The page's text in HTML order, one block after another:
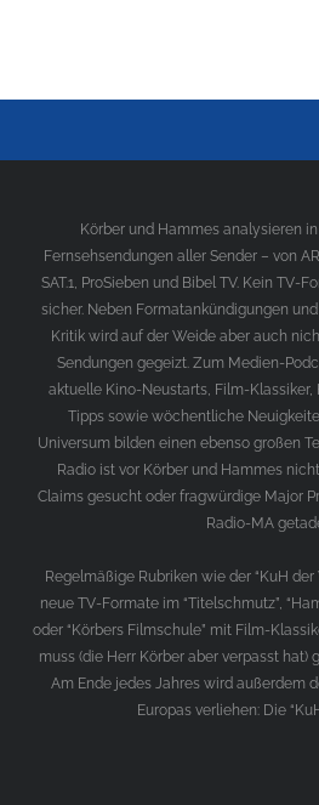
Körber und Hammes analysieren
Fernsehsendungen aller Sender – von
SAT.1, ProSieben und Bibel TV. Kein TV-
sicher. Neben Formatankündigungen
Kritik wird auf der Weide aber auch
Sendungen gegeizt. Zum Medien-
aktuelle Kino-Neustarts, Film-
Tipps sowie wöchentliche
Universum bilden einen ebenso großen
Radio ist vor Körber und Hammes
Claims gesucht oder fragwürdige Major
Radio-MA
Regelmäßige Rubriken wie der “KuH
neue TV-Formate im “Titelschmutz”,
oder “Körbers Filmschule” mit Film-
muss (die Herr Körber aber verpasst hat)
Am Ende jedes Jahres wird außerdem
Europas verliehen: Die